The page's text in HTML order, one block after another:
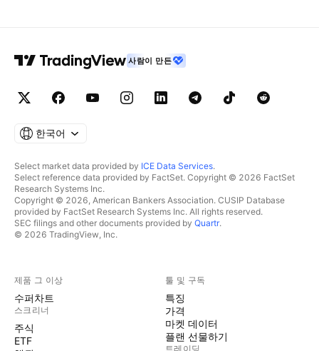
사람이 만든
한국어
Select market data provided by ICE Data Services.
Select reference data provided by FactSet. Copyright © 2026 FactSet
Research Systems Inc.
Copyright © 2026, American Bankers Association. CUSIP Database
provided by FactSet Research Systems Inc. All rights reserved.
SEC filings and other documents provided by Quartr.
© 2026 TradingView, Inc.
제품 그 이상
수퍼차트
스크리너
주식
ETF
툴 및 구독
특징
가격
마켓 데이터
플랜 선물하기
트레이딩